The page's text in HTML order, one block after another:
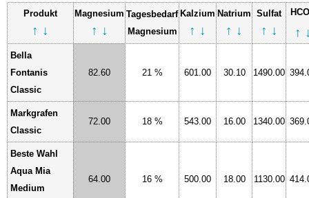
Produkt
↑ ↓
Magnesium
↑ ↓
Tagesbedarf
Magnesium
Kalzium
↑ ↓
Natrium
↑ ↓
Sulfat
↑ ↓
HCO
↑
Bella
Fontanis
Classic
82.60 21 % 601.00 30.10 1490.00
Markgrafen
Classic
72.00 18 % 543.00 16.00 1340.00
Beste Wahl
Aqua Mia
Medium
64.00 16 % 500.00 18.00 1130.00